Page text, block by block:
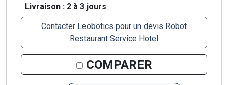
Livraison : 2 à 3 jours
Contacter Leobotics pour un devis Robot
Restaurant Service Hotel
COMPARER